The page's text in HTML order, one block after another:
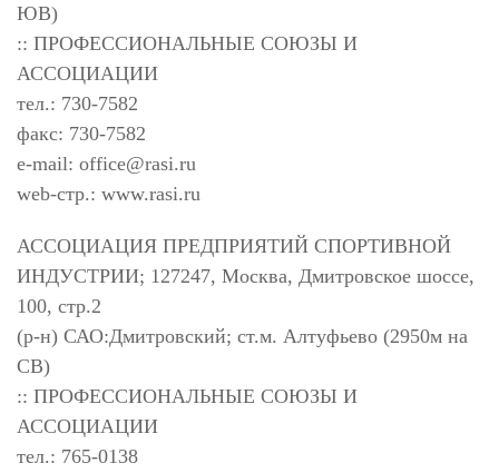
ЮВ)
:: ПРОФЕССИОНАЛЬНЫЕ СОЮЗЫ И
АССОЦИАЦИИ
тел.: 730-7582
факс: 730-7582
e-mail: office@rasi.ru
web-стр.: www.rasi.ru
АССОЦИАЦИЯ ПРЕДПРИЯТИЙ СПОРТИВНОЙ
ИНДУСТРИИ; 127247, Москва, Дмитровское шоссе,
100, стр.2
(р-н) САО:Дмитровский; ст.м. Алтуфьево (2950м на
СВ)
:: ПРОФЕССИОНАЛЬНЫЕ СОЮЗЫ И
АССОЦИАЦИИ
тел.: 765-0138